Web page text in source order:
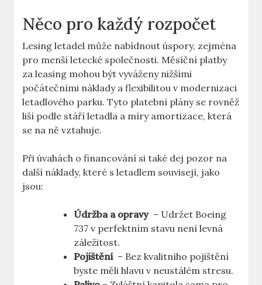
Něco pro každý rozpočet
Lesing letadel může nabídnout úspory,‌ zejména
pro‌ menší letecké společnosti. ⁤Měsíční platby
za leasing mohou být vyváženy nižšími
počátečními náklady a flexibilitou⁢ v modernizaci
letadlového⁣ parku. Tyto platební plány se rovněž
liší podle stáří letadla a míry amortizace, která
se na ⁢ně ⁤vztahuje.
Při ⁣úvahách​ o⁣ financování si také dej pozor na
další náklady, které s letadlem souvisejí, jako
jsou:
Údržba a opravy​ – ⁤Udržet Boeing
737 v perfektním stavu není levná
záležitost.
Pojištění‌ – Bez kvalitního pojištění
byste⁤ měli⁤ hlavu v neustálém stresu.